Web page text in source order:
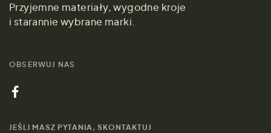
Przyjemne materiały, wygodne kroje
i starannie wybrane marki.
OBSERWUJ NAS
JEŚLI MASZ PYTANIA, SKONTAKTUJ